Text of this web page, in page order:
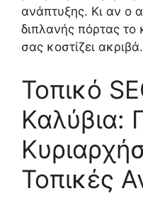
ανάπτυξης. Κι αν ο
διπλανής πόρτας το
σας κοστίζει ακριβά.
Τοπικό
Καλύβια:
Τοπικές